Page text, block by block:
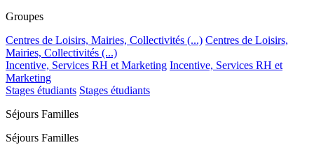
Groupes
Centres de Loisirs, Mairies, Collectivités (...) Centres de Loisirs,
Mairies, Collectivités (...)
Incentive, Services RH et Marketing Incentive, Services RH et
Marketing
Stages étudiants Stages étudiants
Séjours Familles
Séjours Familles